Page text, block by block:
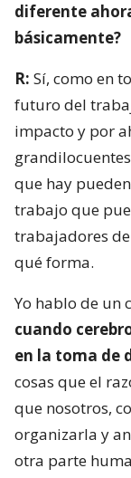
diferente
básicamente?
R: Sí, como en
futuro del
impacto y por
que hay
trabajo que
trabajadores
qué forma.
Yo hablo de un
cuando
en la toma de
cosas que el
que nosotros,
organizarla y
otra parte